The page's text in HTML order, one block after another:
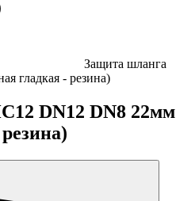
Защита шланга
гладкая - резина)
DN12 DN8 22мм